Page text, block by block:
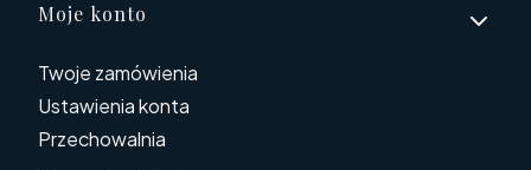
Moje konto
Twoje zamówienia
Ustawienia konta
Przechowalnia